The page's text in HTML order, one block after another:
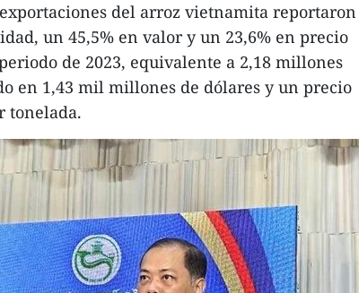
del arroz vietnamita reportaron
un 45,5% en valor y un 23,6% en precio
de 2023, equivalente a 2,18 millones
en 1,43 mil millones de dólares y un precio
tonelada.